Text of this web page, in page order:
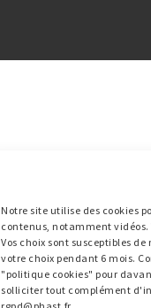
Notre site utilise des cookies
contenus, notamment vidéos.
Vos choix sont susceptibles
votre choix pendant 6 mois.
"politique cookies" pour
solliciter tout complément